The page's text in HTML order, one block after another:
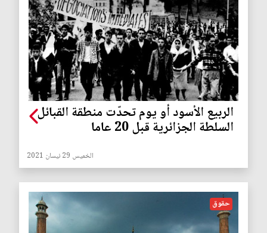
الربيع الأسود أو يوم تحدّت منطقة القبائل
السلطة الجزائرية قبل 20 عاما
الخميس 29 نيسان 2021
حقوق